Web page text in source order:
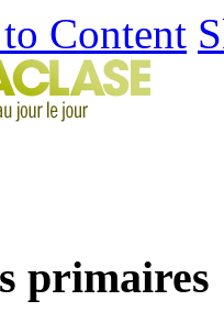
Content
primaires